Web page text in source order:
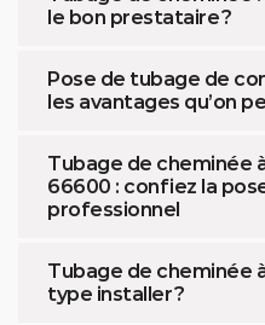
le bon prestataire ?
Pose de tubage de
les avantages qu’on
Tubage de cheminée
66600 : confiez la
professionnel
Tubage de cheminée
type installer ?